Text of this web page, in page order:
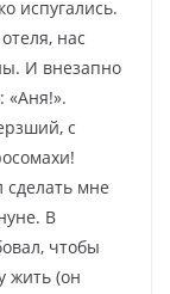
испугались.
нас
И внезапно
«Аня!».
с
сделать мне
В
чтобы
жить (он